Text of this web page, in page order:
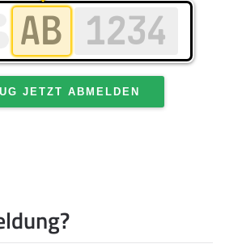
JETZT ABMELDEN